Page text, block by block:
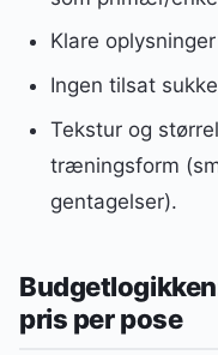
Klare
Ingen tilsat
Tekstur og
træningsform
gentagelser).
pris per pose